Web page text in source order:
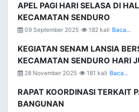
APEL PAGI HARI SELASA DI
KECAMATAN SENDURO
09 September 2025 182 kali Baca...
KEGIATAN SENAM LANSIA
KECAMATAN SENDURO HARI
28 November 2025 181 kali Baca...
RAPAT KOORDINASI TERKAIT
BANGUNAN